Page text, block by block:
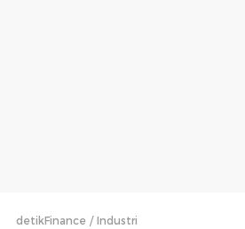
detikFinance Industri